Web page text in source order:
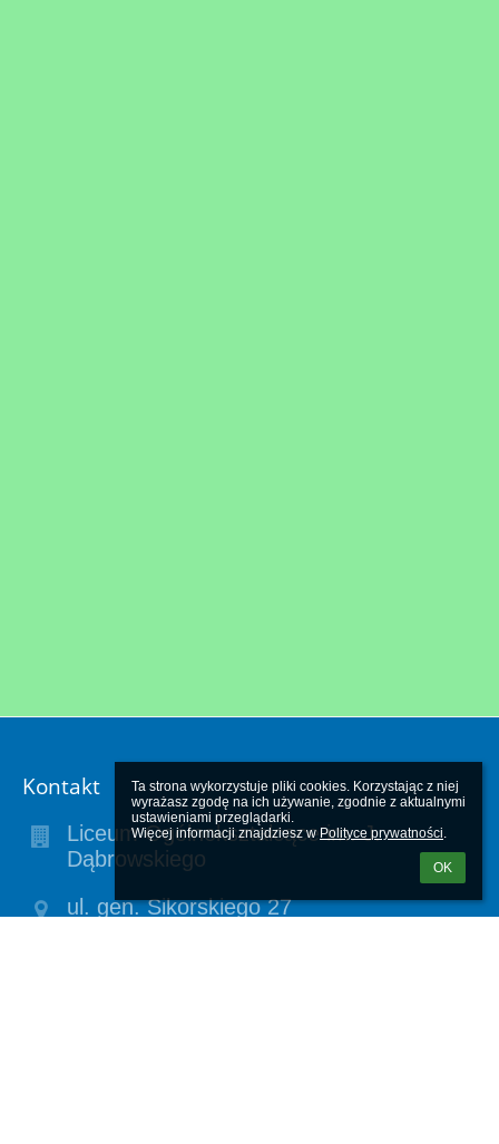
Ta strona wykorzystuje pliki cookies. Korzystając z niej
wyrażasz zgodę na ich używanie, zgodnie z aktualnymi
ustawieniami przeglądarki.
Więcej informacji znajdziesz w Polityce prywatności.
OK
Kontakt
Liceum Ogólnokształcące im. J.
Dąbrowskiego
ul. gen. Sikorskiego 27